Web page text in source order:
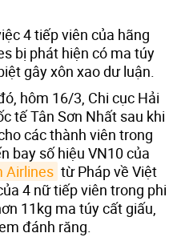
4 tiếp viên của hãng
bị phát hiện có ma túy
gây xôn xao dư luận.
hôm 16/3, Chi cục Hải
tế Tân Sơn Nhất sau khi
các thành viên trong
bay số hiệu VN10 của
Airlines từ Pháp về Việt
4 nữ tiếp viên trong phi
11kg ma túy cất giấu,
đánh răng.